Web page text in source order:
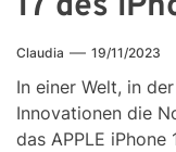
Claudia 19/11/2023
In einer Welt, in
Innovationen die
das APPLE